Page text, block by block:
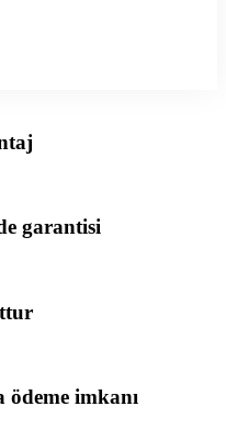
garantisi
imkanı